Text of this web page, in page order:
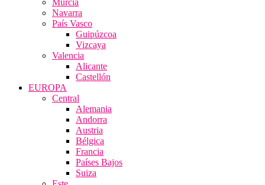
Murcia
Navarra
País Vasco
Guipúzcoa
Vizcaya
Valencia
Alicante
Castellón
EUROPA
Central
Alemania
Andorra
Austria
Bélgica
Francia
Países Bajos
Suiza